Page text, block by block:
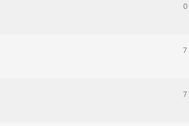
0
7
7